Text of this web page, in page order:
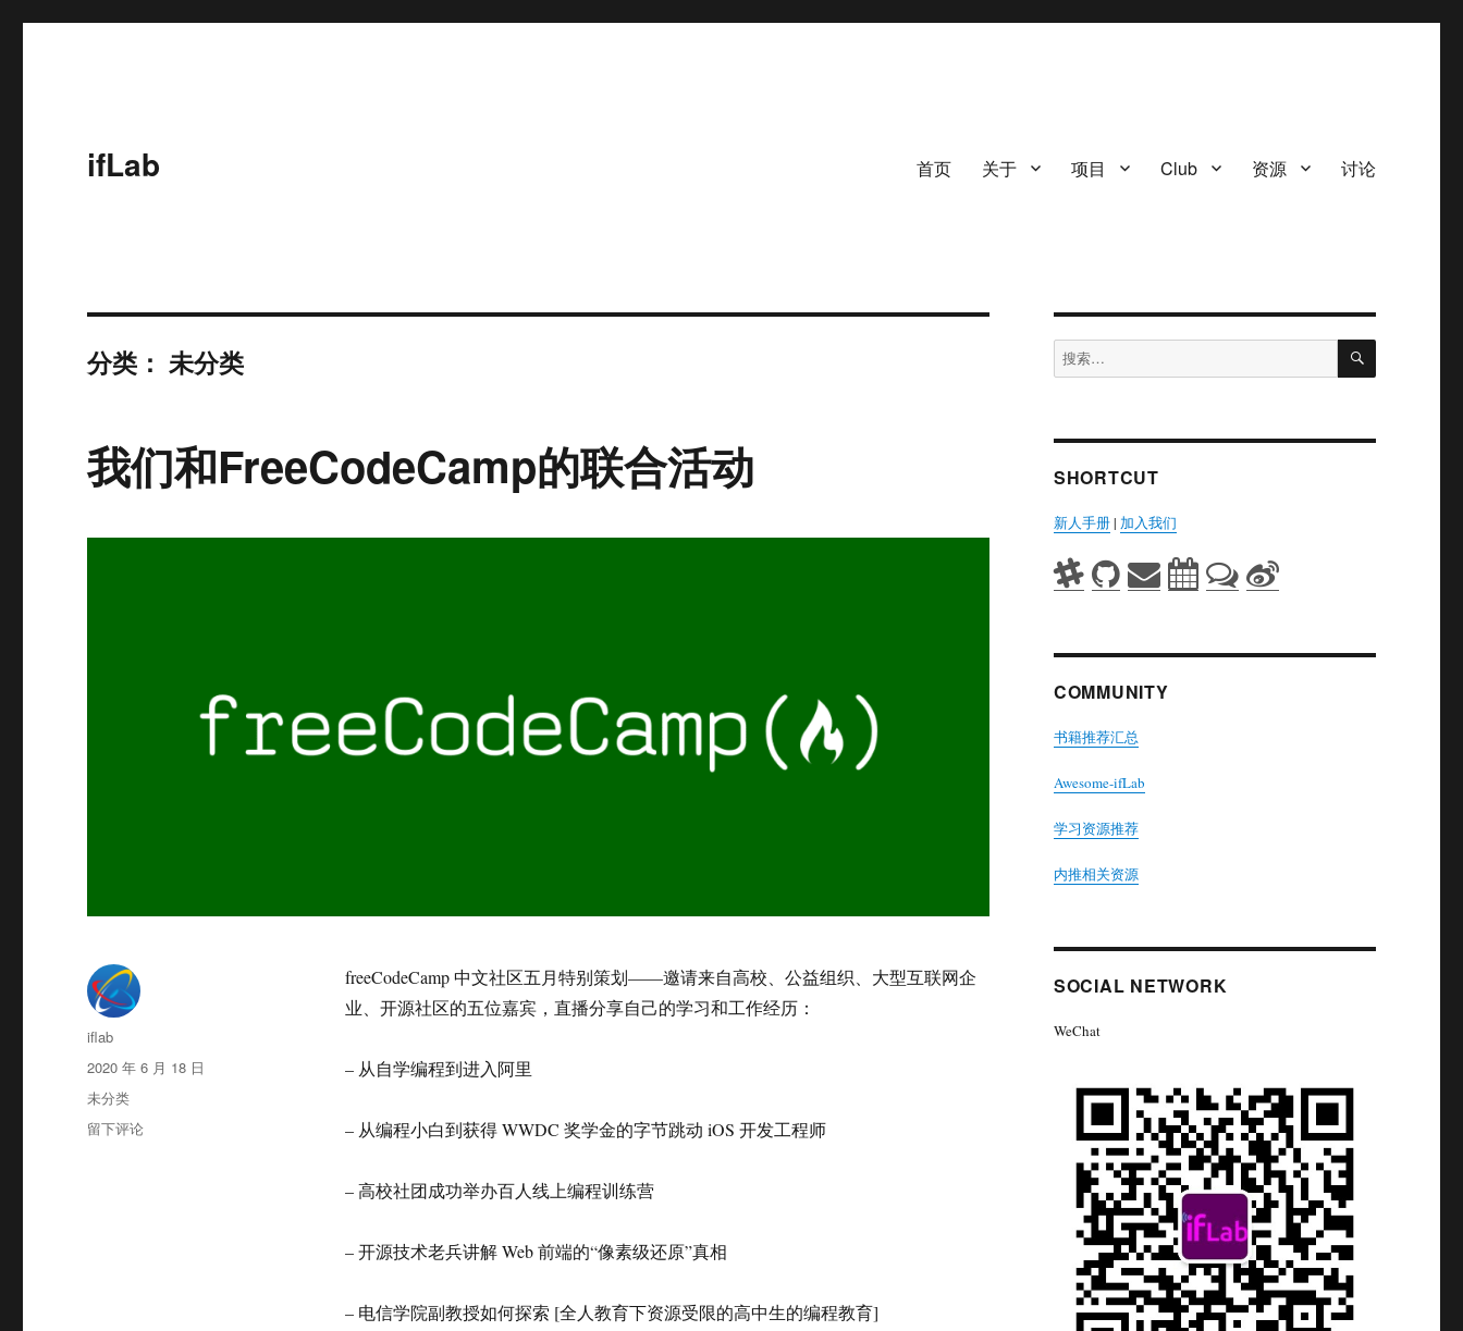
ifLab 首页 关于 项目 Club 资源 讨论
分类：未分类
我们和FreeCodeCamp的联合活动
freeCodeCamp 中文社区五月特别策划——邀请来自高校、公益组织、大型互联网企
业、开源社区的五位嘉宾，直播分享自己的学习和工作经历：
– 从自学编程到进入阿里
– 从编程小白到获得 WWDC 奖学金的字节跳动 iOS 开发工程师
– 高校社团成功举办百人线上编程训练营
– 开源技术老兵讲解 Web 前端的“像素级还原”真相
– 电信学院副教授如何探索 [全人教育下资源受限的高中生的编程教育]
作
者
iflab
发
布
于
2020 年 6 月 18 日
分
类
未分类
于
留下评论
搜
索：
搜
SHORTCUT
新人手册| 加入我们
COMMUNITY
书籍推荐汇总
Awesome-ifLab
学习资源推荐
内推相关资源
SOCIAL NETWORK
WeChat